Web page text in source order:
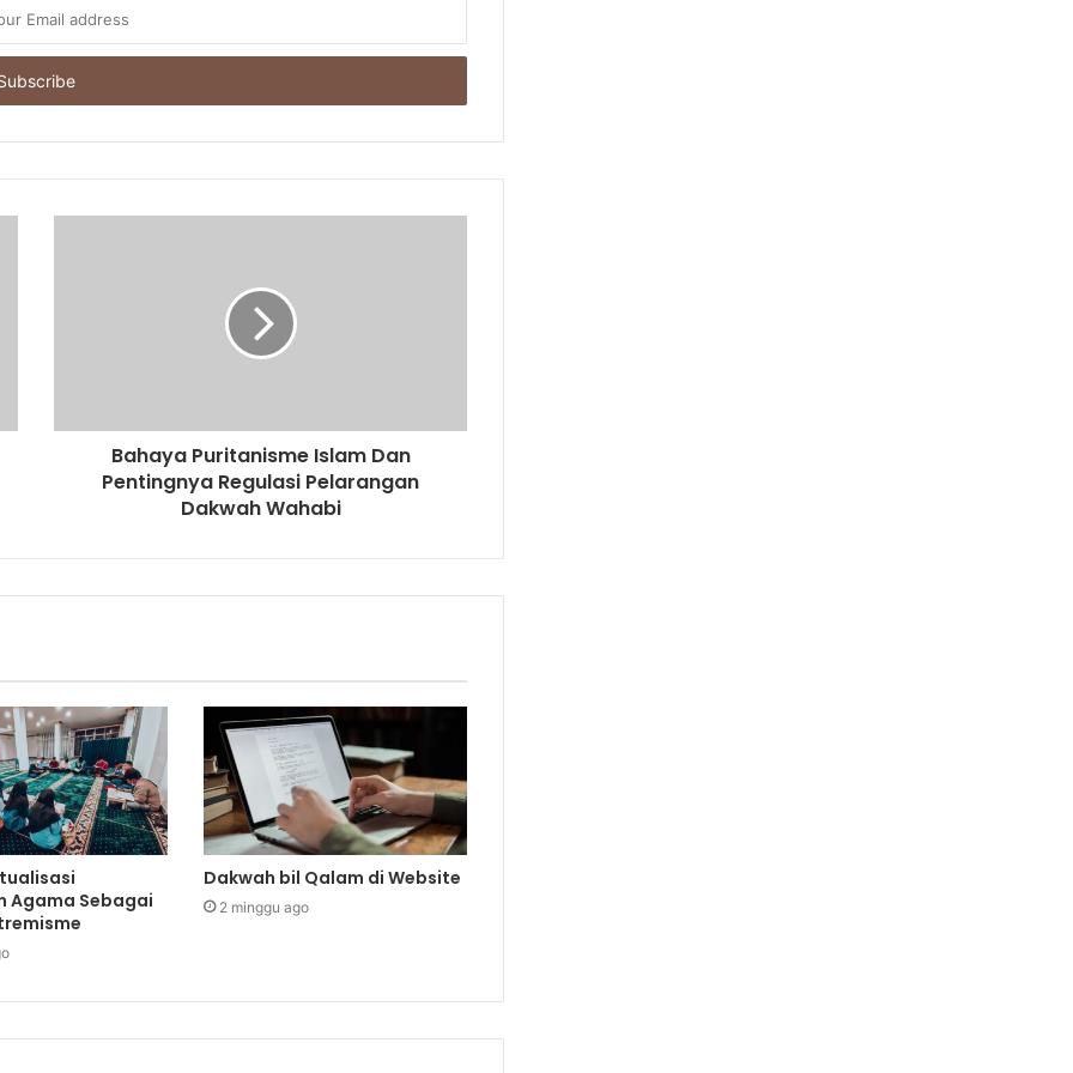
Bahaya Puritanisme Islam Dan
Pentingnya Regulasi Pelarangan
Dakwah Wahabi
Agama Sebagai
Dakwah bil Qalam di Website
2 minggu ago